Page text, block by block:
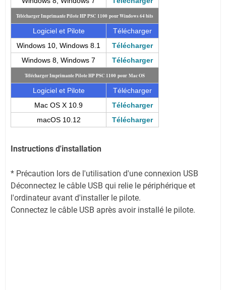
Télécharger Imprimante Pilote HP PSC 1100 pour Windows 64 bits
Logiciel et Pilote
Télécharger
Windows 10, Windows 8.1
Télécharger
Windows 8, Windows 7
Télécharger
Télécharger Imprimante Pilote HP PSC 1100 pour Mac OS
Logiciel et Pilote
Télécharger
Mac OS X 10.9
Télécharger
macOS 10.12
Télécharger
Instructions d'installation
* Précaution lors de l'utilisation d'une connexion USB
Déconnectez le câble USB qui relie le périphérique et
l'ordinateur avant d'installer le pilote.
Connectez le câble USB après avoir installé le pilote.